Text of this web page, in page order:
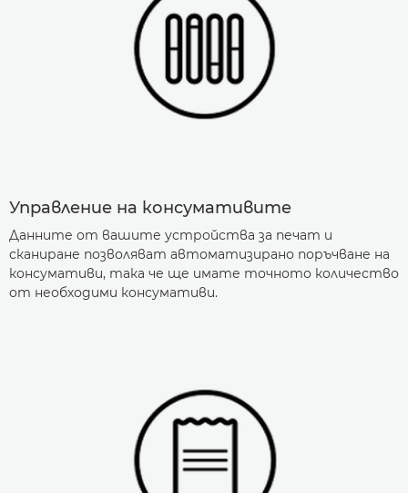
Управление на консумативите
Данните от вашите устройства за печат и
сканиране позволяват автоматизирано поръчване на
консумативи, така че ще имате точното количество
от необходими консумативи.